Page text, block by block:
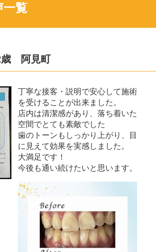
一覧
阿見町
丁寧な接客・説明で安心して施術
を受けることが出来ました。
店内は清潔感があり、落ち着いた
空間でとても素敵でした
歯のトーンもしっかり上がり、目
に見えて効果を実感しました。
大満足です！
今後も通い続けたいと思います。